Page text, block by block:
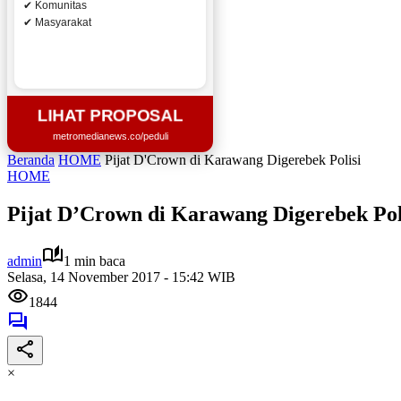
✔ Komunitas
✔ Masyarakat
LIHAT PROPOSAL
metromedianews.co/peduli
Beranda HOME Pijat D'Crown di Karawang Digerebek Polisi
HOME
Pijat D’Crown di Karawang Digerebek
admin
1 min baca
Selasa, 14 November 2017 - 15:42 WIB
1844
×